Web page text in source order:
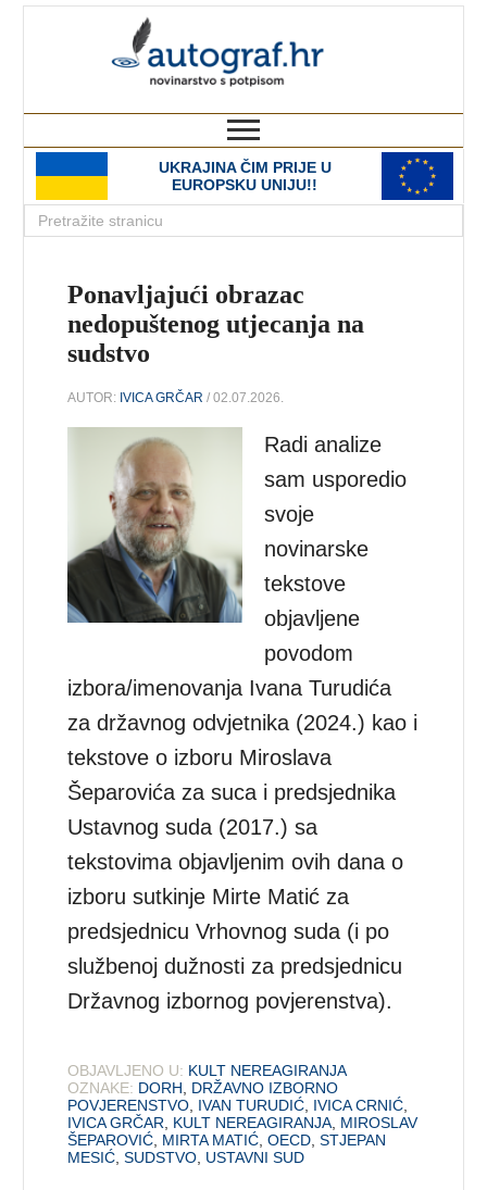
UKRAJINA ČIM PRIJE U
EUROPSKU UNIJU!!
Ponavljajući obrazac
nedopuštenog utjecanja na
sudstvo
AUTOR: IVICA GRČAR / 02.07.2026.
Radi analize
sam usporedio
svoje
novinarske
tekstove
objavljene
povodom
izbora/imenovanja Ivana Turudića
za državnog odvjetnika (2024.) kao i
tekstove o izboru Miroslava
Šeparovića za suca i predsjednika
Ustavnog suda (2017.) sa
tekstovima objavljenim ovih dana o
izboru sutkinje Mirte Matić za
predsjednicu Vrhovnog suda (i po
službenoj dužnosti za predsjednicu
Državnog izbornog povjerenstva).
OBJAVLJENO U: KULT NEREAGIRANJA
OZNAKE: DORH
DRŽAVNO IZBORNO
POVJERENSTVO IVAN TURUDIĆ IVICA CRNIĆ
IVICA GRČAR
KULT NEREAGIRANJA MIROSLAV
ŠEPAROVIĆ MIRTA MATIĆ ,OECD ,STJEPAN
MESIĆ ,SUDSTVO USTAVNI SUD